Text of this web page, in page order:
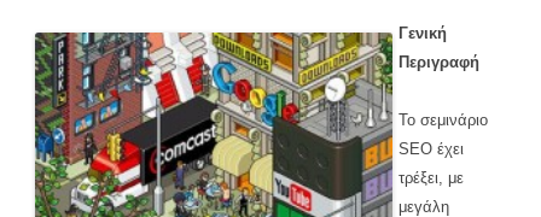
Γενική
Περιγραφή
Το σεμινάριο
SEO έχει
τρέξει, με
μεγάλη